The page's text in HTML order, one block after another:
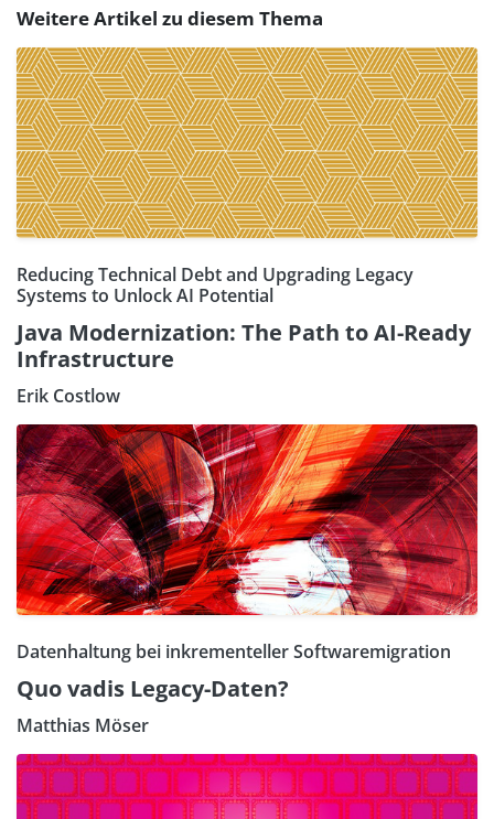
Weitere Artikel zu diesem Thema
Reducing Technical Debt and Upgrading Legacy
Systems to Unlock AI Potential
Java Modernization: The Path to AI-Ready
Infrastructure
Erik Costlow
Datenhaltung bei inkrementeller Softwaremigration
Quo vadis Legacy-Daten?
Matthias Möser